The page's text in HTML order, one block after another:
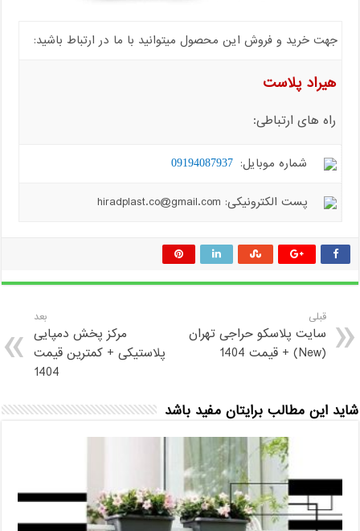
جهت خرید و فروش این محصول میتوانید با ما در ارتباط باشید:
هیراد پلاست
راه های ارتباطی:
شماره موبایل: 09194087937
پست الکترونیکی: hiradplast.co@gmail.com
قبلی
سایت پلاسکو حراجی تهران
(New) + قیمت 1404
بعد
مرکز پخش دمپایی
پلاستیکی + کمترین قیمت
1404
شاید این مطالب برایتان مفید باشد